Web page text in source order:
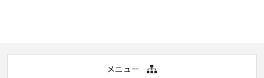
メニュー